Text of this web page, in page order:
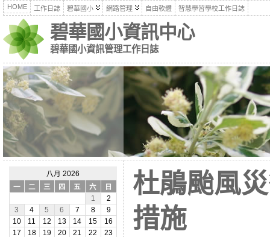
HOME 工作日誌 碧華國小 網路管理 自由軟體 智慧學習學校工作日誌
碧華國小資訊中心
碧華國小資訊管理工作日誌
八月 2026
一
二 三 四 五 六
日
1
2
3
4 5 6 7 8
9
10
11 12 13 14 15
16
17
18 19 20 21 22
23
杜鵑颱風
措施